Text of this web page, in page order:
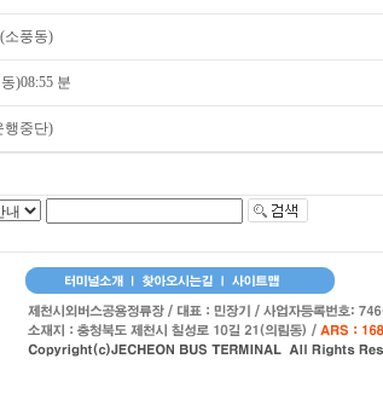
소풍동)
)08:55 분
행중단)